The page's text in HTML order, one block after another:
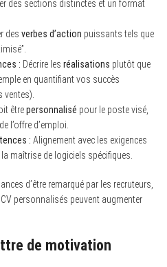
des sections distinctes et un format
des verbes d’action puissants tels que
: Décrire les réalisations plutôt que
en quantifiant vos succès
ventes).
êtrepersonnalisé pour le poste visé,
l’offre d’emploi.
: Alignement avec les exigences
maîtrise de logiciels spécifiques.
d’être remarqué par les recruteurs,
personnalisés peuvent augmenter
de motivation